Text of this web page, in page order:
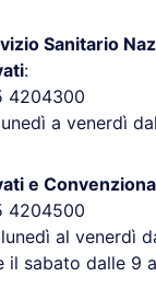
Sanitario
:
4204300
a venerdì
e
4204500
al venerdì
il sabato dalle 9